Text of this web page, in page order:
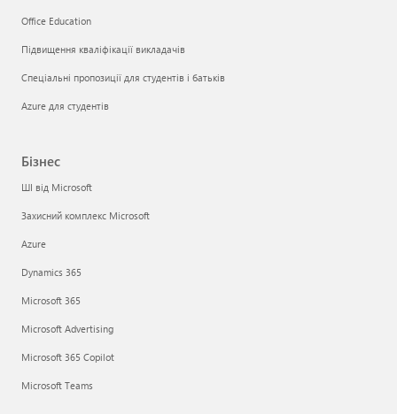
Office Education
Підвищення кваліфікації викладачів
Спеціальні пропозиції для студентів і батьків
Azure для студентів
Бізнес
ШІ від Microsoft
Захисний комплекс Microsoft
Azure
Dynamics 365
Microsoft 365
Microsoft Advertising
Microsoft 365 Copilot
Microsoft Teams